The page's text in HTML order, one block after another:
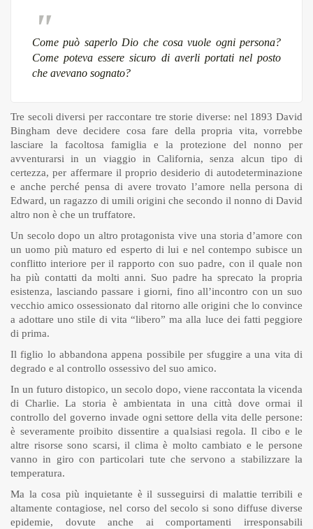
Come può saperlo Dio che cosa vuole ogni persona?
Come poteva essere sicuro di averli portati nel posto
che avevano sognato?
Tre secoli diversi per raccontare tre storie diverse: nel 1893 David
Bingham deve decidere cosa fare della propria vita, vorrebbe
lasciare la facoltosa famiglia e la protezione del nonno per
avventurarsi in un viaggio in California, senza alcun tipo di
certezza, per affermare il proprio desiderio di autodeterminazione
e anche perché pensa di avere trovato l’amore nella persona di
Edward, un ragazzo di umili origini che secondo il nonno di David
altro non è che un truffatore.
Un secolo dopo un altro protagonista vive una storia d’amore con
un uomo più maturo ed esperto di lui e nel contempo subisce un
conflitto interiore per il rapporto con suo padre, con il quale non
ha più contatti da molti anni. Suo padre ha sprecato la propria
esistenza, lasciando passare i giorni, fino all’incontro con un suo
vecchio amico ossessionato dal ritorno alle origini che lo convince
a adottare uno stile di vita “libero” ma alla luce dei fatti peggiore
di prima.
Il figlio lo abbandona appena possibile per sfuggire a una vita di
degrado e al controllo ossessivo del suo amico.
In un futuro distopico, un secolo dopo, viene raccontata la vicenda
di Charlie. La storia è ambientata in una città dove ormai il
controllo del governo invade ogni settore della vita delle persone:
è severamente proibito dissentire a qualsiasi regola. Il cibo e le
altre risorse sono scarsi, il clima è molto cambiato e le persone
vanno in giro con particolari tute che servono a stabilizzare la
temperatura.
Ma la cosa più inquietante è il susseguirsi di malattie terribili e
altamente contagiose, nel corso del secolo si sono diffuse diverse
epidemie, dovute anche ai comportamenti irresponsabili